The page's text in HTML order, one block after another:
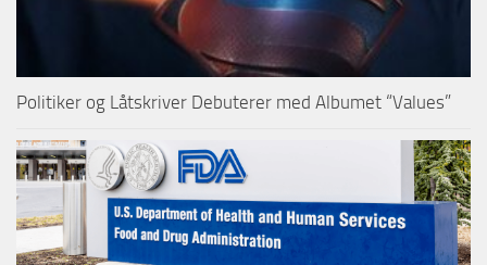
Politiker og Låtskriver Debuterer med Albumet “Values”